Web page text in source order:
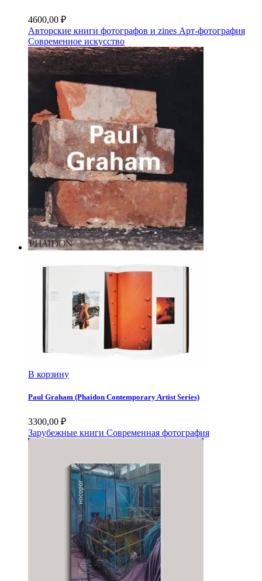
4600,00 ₽
Авторские книги фотографов и zines Арт-фотография
Современное искусство
В корзину
Paul Graham (Phaidon Contemporary Artist Series)
3300,00 ₽
Зарубежные книги Современная фотография